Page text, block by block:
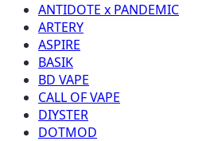
ANTIDOTE x PANDEMIC
ARTERY
ASPIRE
BASIK
BD VAPE
CALL OF VAPE
DIYSTER
DOTMOD